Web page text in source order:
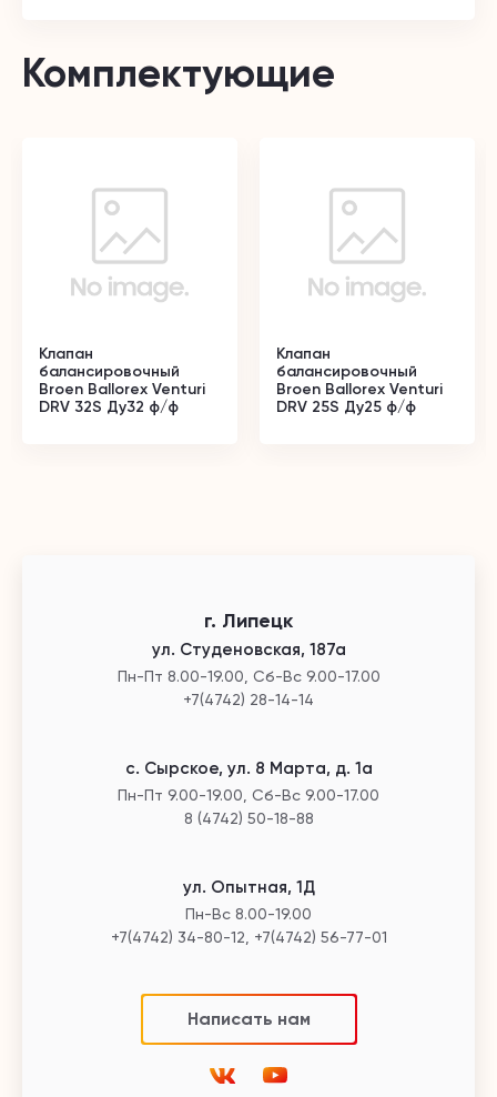
Комплектующие
Клапан
балансировочный
Broen Ballorex Venturi
DRV 32S Ду32 ф/ф
Клапан
балансировочный
Broen Ballorex Venturi
DRV 25S Ду25 ф/ф
г. Липецк
ул. Студеновская, 187а
Пн-Пт 8.00-19.00, Сб-Вс 9.00-17.00
+7(4742) 28-14-14
с. Сырское, ул. 8 Марта, д. 1а
Пн-Пт 9.00-19.00, Сб-Вс 9.00-17.00
8 (4742) 50-18-88
ул. Опытная, 1Д
Пн-Вс 8.00-19.00
+7(4742) 34-80-12, +7(4742) 56-77-01
Написать нам